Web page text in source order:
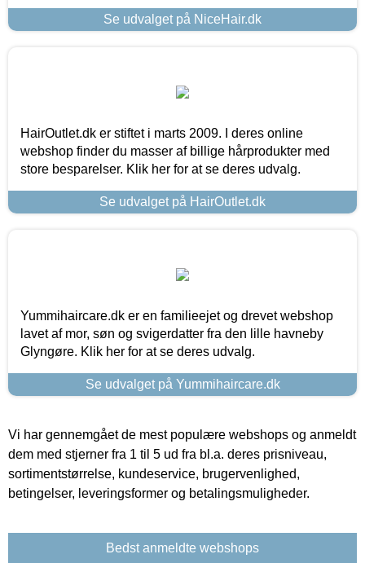
Se udvalget på NiceHair.dk
HairOutlet.dk er stiftet i marts 2009. I deres online
webshop finder du masser af billige hårprodukter med
store besparelser. Klik her for at se deres udvalg.
Se udvalget på HairOutlet.dk
Yummihaircare.dk er en familieejet og drevet webshop
lavet af mor, søn og svigerdatter fra den lille havneby
Glyngøre. Klik her for at se deres udvalg.
Se udvalget på Yummihaircare.dk
Vi har gennemgået de mest populære webshops og anmeldt
dem med stjerner fra 1 til 5 ud fra bl.a. deres prisniveau,
sortimentstørrelse, kundeservice, brugervenlighed,
betingelser, leveringsformer og betalingsmuligheder.
Bedst anmeldte webshops